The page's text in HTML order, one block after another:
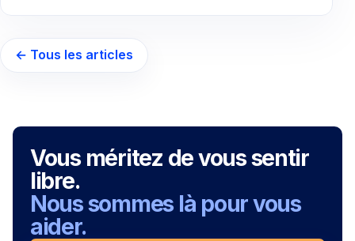
← Tous les articles
Vous méritez de vous sentir
libre.
Nous sommes là pour vous
aider.